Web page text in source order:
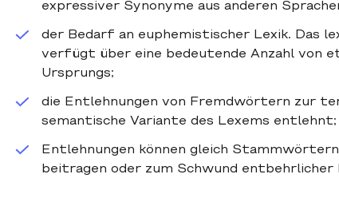
expressiver Synonyme aus anderen
der Bedarf an euphemistischer Lexik. Das
verfügt über eine bedeutende Anzahl von
Ursprungs;
die Entlehnungen von Fremdwörtern zur
semantische Variante des Lexems entlehnt;
Entlehnungen können gleich
beitragen oder zum Schwund entbehrlicher